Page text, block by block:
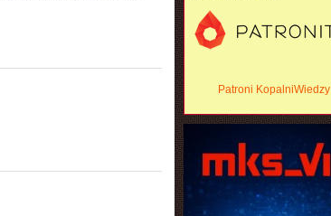
Patroni KopalniWiedzy